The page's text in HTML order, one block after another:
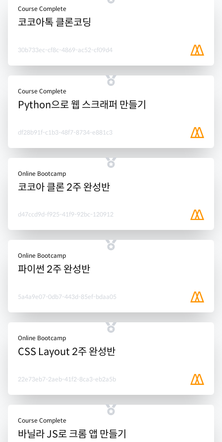
Course Complete
코코아톡 클론코딩
30b733ec-cf8c-4869-ac52-cf09d4
Course Complete
Python으로 웹 스크래퍼 만들기
df28b91f-c1b3-48f7-8734-e881c3
Online Bootcamp
코코아 클론 2주 완성반
d47ccd9d-f925-41f9-92bc-120912
Online Bootcamp
파이썬 2주 완성반
5a4a9e07-0db7-443d-85ef-bdaa05
Online Bootcamp
CSS Layout 2주 완성반
22e73eb7-2aeb-41f2-8ca3-eb2a5b
Course Complete
바닐라 JS로 크롬 앱 만들기